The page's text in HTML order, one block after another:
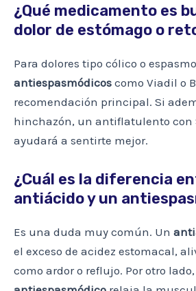
¿Qué medicamento es
dolor de estómago o
Para dolores tipo cólico o
antiespasmódicos como Viadil o
recomendación principal. Si
hinchazón, un antiflatulento con
ayudará a sentirte mejor.
¿Cuál es la diferencia
antiácido y un
Es una duda muy común. Un
el exceso de acidez estomacal,
como ardor o reflujo. Por otro